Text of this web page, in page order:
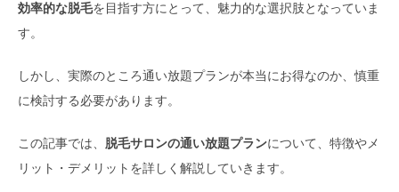
効率的な脱毛を目指す方にとって、魅力的な選択肢となっていま
す。
しかし、実際のところ通い放題プランが本当にお得なのか、慎重
に検討する必要があります。
この記事では、 脱毛サロンの通い放題プランについて、特徴やメ
リット・デメリットを詳しく解説していきます。